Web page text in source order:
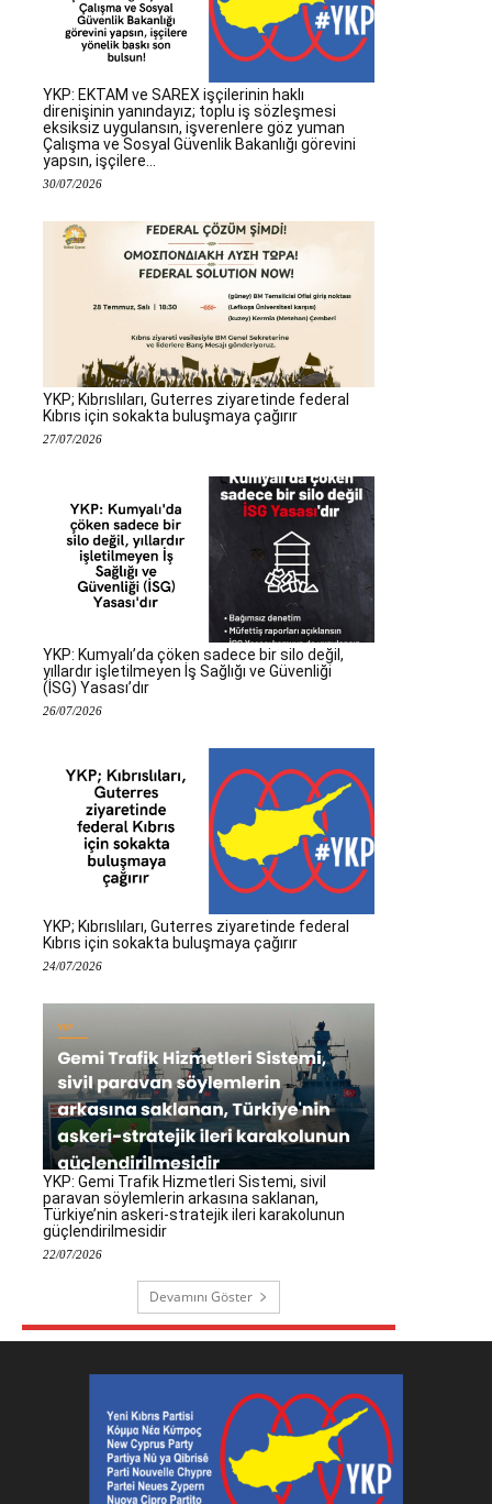
YKP: EKTAM ve SAREX işçilerinin haklı
direnişinin yanındayız; toplu iş sözleşmesi
eksiksiz uygulansın, işverenlere göz yuman
Çalışma ve Sosyal Güvenlik Bakanlığı görevini
yapsın, işçilere...
30/07/2026
YKP; Kıbrıslıları, Guterres ziyaretinde federal
Kıbrıs için sokakta buluşmaya çağırır
27/07/2026
YKP: Kumyalı’da çöken sadece bir silo değil,
yıllardır işletilmeyen İş Sağlığı ve Güvenliği
(İSG) Yasası’dır
26/07/2026
YKP; Kıbrıslıları, Guterres ziyaretinde federal
Kıbrıs için sokakta buluşmaya çağırır
24/07/2026
YKP: Gemi Trafik Hizmetleri Sistemi, sivil
paravan söylemlerin arkasına saklanan,
Türkiye’nin askeri-stratejik ileri karakolunun
güçlendirilmesidir
22/07/2026
Devamını Göster